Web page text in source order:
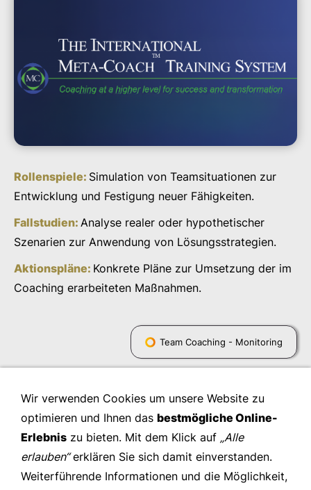
Rollenspiele: Simulation von Teamsituationen zur
Entwicklung und Festigung neuer Fähigkeiten.
Fallstudien: Analyse realer oder hypothetischer
Szenarien zur Anwendung von Lösungsstrategien.
Aktionspläne: Konkrete Pläne zur Umsetzung der im
Coaching erarbeiteten Maßnahmen.
Team Coaching - Monitoring
Wir verwenden Cookies um unsere Website zu
optimieren und Ihnen das bestmögliche Online-
Erlebnis zu bieten. Mit dem Klick auf „Alle
erlauben“erklären Sie sich damit einverstanden.
Weiterführende Informationen und die Möglichkeit,